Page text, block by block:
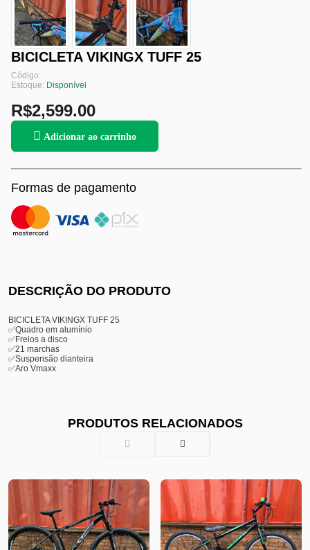
BICICLETA VIKINGX TUFF 25
Código:
Estoque: Disponível
R$2,599.00
Adicionar ao carrinho
Formas de pagamento
DESCRIÇÃO DO PRODUTO
BICICLETA VIKINGX TUFF 25
✅Quadro em alumínio
✅Freios a disco
✅21 marchas
✅Suspensão dianteira
✅Aro Vmaxx
PRODUTOS RELACIONADOS